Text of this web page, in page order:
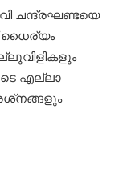
ചന്ദ്രഘണ്ടയെ
ധൈര്യം
എല്ലാ